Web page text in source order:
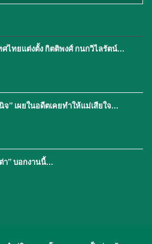
ศไทยแต่งตั้ง กิตติพงศ์ กนกวิไลรัตน์…
จ” เผยในอดีตเคยทำให้แม่เสียใจ…
า” บอกงานนี้…